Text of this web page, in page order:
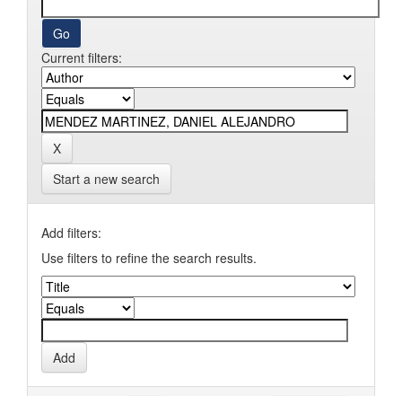
Current filters:
Start a new search
Add filters:
Use filters to refine the search results.